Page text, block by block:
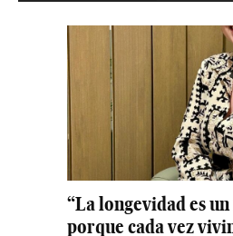
“La longevidad es
porque cada vez